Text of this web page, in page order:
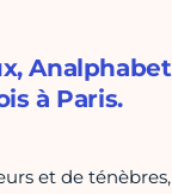
à Paris.
et de ténèbres,